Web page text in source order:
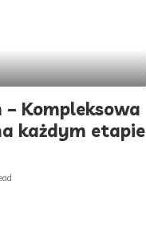
Kompleksowa
każdym etapie